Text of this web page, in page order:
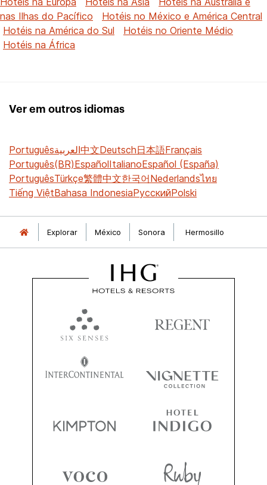
nas Ilhas do Pacífico
Hotéis no México e América Central
Hotéis na América do Sul
Hotéis no Oriente Médio
Hotéis na África
Ver em outros idiomas
Portuguêsالعربية中文Deutsch日本語Français
Português(BR)EspañolItalianoEspañol (España)
PortuguêsTürkçe繁體中文한국어Nederlandsไทย
Tiếng ViệtBahasa IndonesiaРусскийPolski
Explorar México Sonora Hermosillo